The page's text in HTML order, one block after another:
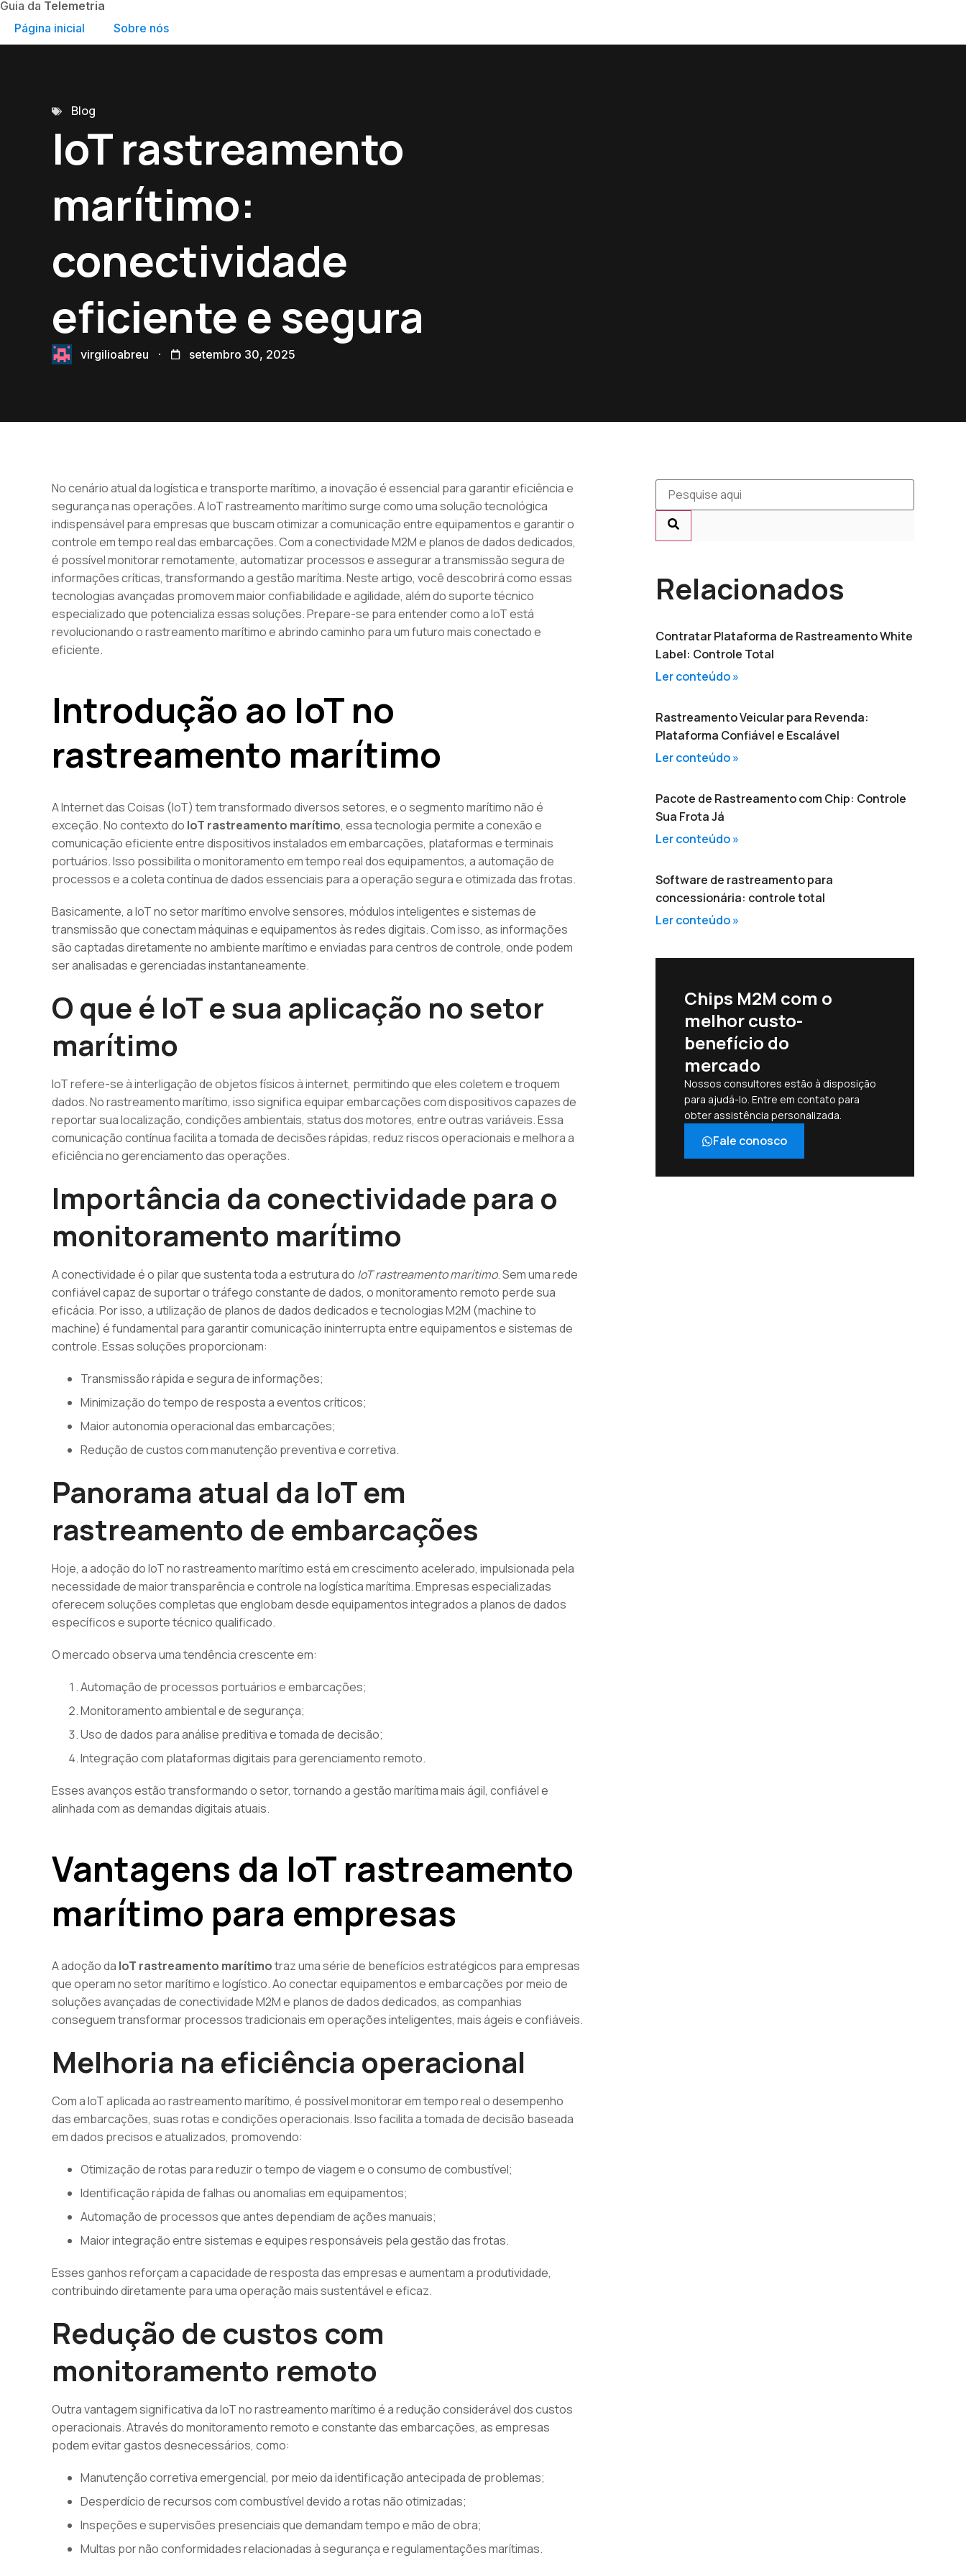
Guia da Telemetria
Página inicial
Sobre nós
Blog
IoT rastreamento
marítimo:
conectividade
eficiente e segura
virgilioabreu setembro 30, 2025
No cenário atual da logística e transporte marítimo, a inovação é essencial para garantir eficiência e
segurança nas operações. A IoT rastreamento marítimo surge como uma solução tecnológica
indispensável para empresas que buscam otimizar a comunicação entre equipamentos e garantir o
controle em tempo real das embarcações. Com a conectividade M2M e planos de dados dedicados,
é possível monitorar remotamente, automatizar processos e assegurar a transmissão segura de
informações críticas, transformando a gestão marítima. Neste artigo, você descobrirá como essas
tecnologias avançadas promovem maior confiabilidade e agilidade, além do suporte técnico
especializado que potencializa essas soluções. Prepare-se para entender como a IoT está
revolucionando o rastreamento marítimo e abrindo caminho para um futuro mais conectado e
eficiente.
Introdução ao IoT no
rastreamento marítimo
A Internet das Coisas (IoT) tem transformado diversos setores, e o segmento marítimo não é
exceção. No contexto do IoT rastreamento marítimo, essa tecnologia permite a conexão e
comunicação eficiente entre dispositivos instalados em embarcações, plataformas e terminais
portuários. Isso possibilita o monitoramento em tempo real dos equipamentos, a automação de
processos e a coleta contínua de dados essenciais para a operação segura e otimizada das frotas.
Basicamente, a IoT no setor marítimo envolve sensores, módulos inteligentes e sistemas de
transmissão que conectam máquinas e equipamentos às redes digitais. Com isso, as informações
são captadas diretamente no ambiente marítimo e enviadas para centros de controle, onde podem
ser analisadas e gerenciadas instantaneamente.
O que é IoT e sua aplicação no setor
marítimo
IoT refere-se à interligação de objetos físicos à internet, permitindo que eles coletem e troquem
dados. No rastreamento marítimo, isso significa equipar embarcações com dispositivos capazes de
reportar sua localização, condições ambientais, status dos motores, entre outras variáveis. Essa
comunicação contínua facilita a tomada de decisões rápidas, reduz riscos operacionais e melhora a
eficiência no gerenciamento das operações.
Importância da conectividade para o
monitoramento marítimo
A conectividade é o pilar que sustenta toda a estrutura do IoT rastreamento marítimo. Sem uma rede
confiável capaz de suportar o tráfego constante de dados, o monitoramento remoto perde sua
eficácia. Por isso, a utilização de planos de dados dedicados e tecnologias M2M (machine to
machine) é fundamental para garantir comunicação ininterrupta entre equipamentos e sistemas de
controle. Essas soluções proporcionam:
Transmissão rápida e segura de informações;
Minimização do tempo de resposta a eventos críticos;
Maior autonomia operacional das embarcações;
Redução de custos com manutenção preventiva e corretiva.
Panorama atual da IoT em
rastreamento de embarcações
Hoje, a adoção do IoT no rastreamento marítimo está em crescimento acelerado, impulsionada pela
necessidade de maior transparência e controle na logística marítima. Empresas especializadas
oferecem soluções completas que englobam desde equipamentos integrados a planos de dados
específicos e suporte técnico qualificado.
O mercado observa uma tendência crescente em:
Automação de processos portuários e embarcações;
Monitoramento ambiental e de segurança;
Uso de dados para análise preditiva e tomada de decisão;
Integração com plataformas digitais para gerenciamento remoto.
Esses avanços estão transformando o setor, tornando a gestão marítima mais ágil, confiável e
alinhada com as demandas digitais atuais.
Vantagens da IoT rastreamento
marítimo para empresas
A adoção da IoT rastreamento marítimotraz uma série de benefícios estratégicos para empresas
que operam no setor marítimo e logístico. Ao conectar equipamentos e embarcações por meio de
soluções avançadas de conectividade M2M e planos de dados dedicados, as companhias
conseguem transformar processos tradicionais em operações inteligentes, mais ágeis e confiáveis.
Melhoria na eficiência operacional
Com a IoT aplicada ao rastreamento marítimo, é possível monitorar em tempo real o desempenho
das embarcações, suas rotas e condições operacionais. Isso facilita a tomada de decisão baseada
em dados precisos e atualizados, promovendo:
Otimização de rotas para reduzir o tempo de viagem e o consumo de combustível;
Identificação rápida de falhas ou anomalias em equipamentos;
Automação de processos que antes dependiam de ações manuais;
Maior integração entre sistemas e equipes responsáveis pela gestão das frotas.
Esses ganhos reforçam a capacidade de resposta das empresas e aumentam a produtividade,
contribuindo diretamente para uma operação mais sustentável e eficaz.
Redução de custos com
monitoramento remoto
Outra vantagem significativa da IoT no rastreamento marítimo é a redução considerável dos custos
operacionais. Através do monitoramento remoto e constante das embarcações, as empresas
podem evitar gastos desnecessários, como:
Manutenção corretiva emergencial, por meio da identificação antecipada de problemas;
Desperdício de recursos com combustível devido a rotas não otimizadas;
Inspeções e supervisões presenciais que demandam tempo e mão de obra;
Multas por não conformidades relacionadas à segurança e regulamentações marítimas.
Relacionados
Contratar Plataforma de Rastreamento White
Label: Controle Total
Ler conteúdo »
Rastreamento Veicular para Revenda:
Plataforma Confiável e Escalável
Ler conteúdo »
Pacote de Rastreamento com Chip: Controle
Sua Frota Já
Ler conteúdo »
Software de rastreamento para
concessionária: controle total
Ler conteúdo »
Chips M2M com o
melhor custo-
benefício do
mercado
Nossos consultores estão à disposição
para ajudá-lo. Entre em contato para
obter assistência personalizada.
Fale conosco